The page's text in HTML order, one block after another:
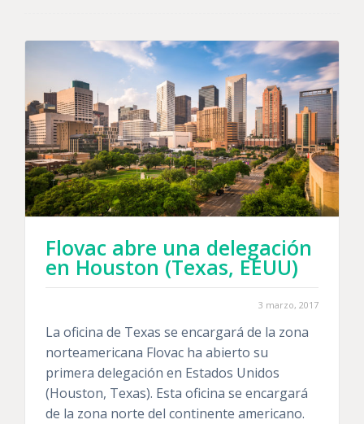
Flovac abre una delegación
en Houston (Texas, EEUU)
3 marzo, 2017
La oficina de Texas se encargará de la zona
norteamericana Flovac ha abierto su
primera delegación en Estados Unidos
(Houston, Texas). Esta oficina se encargará
de la zona norte del continente americano.